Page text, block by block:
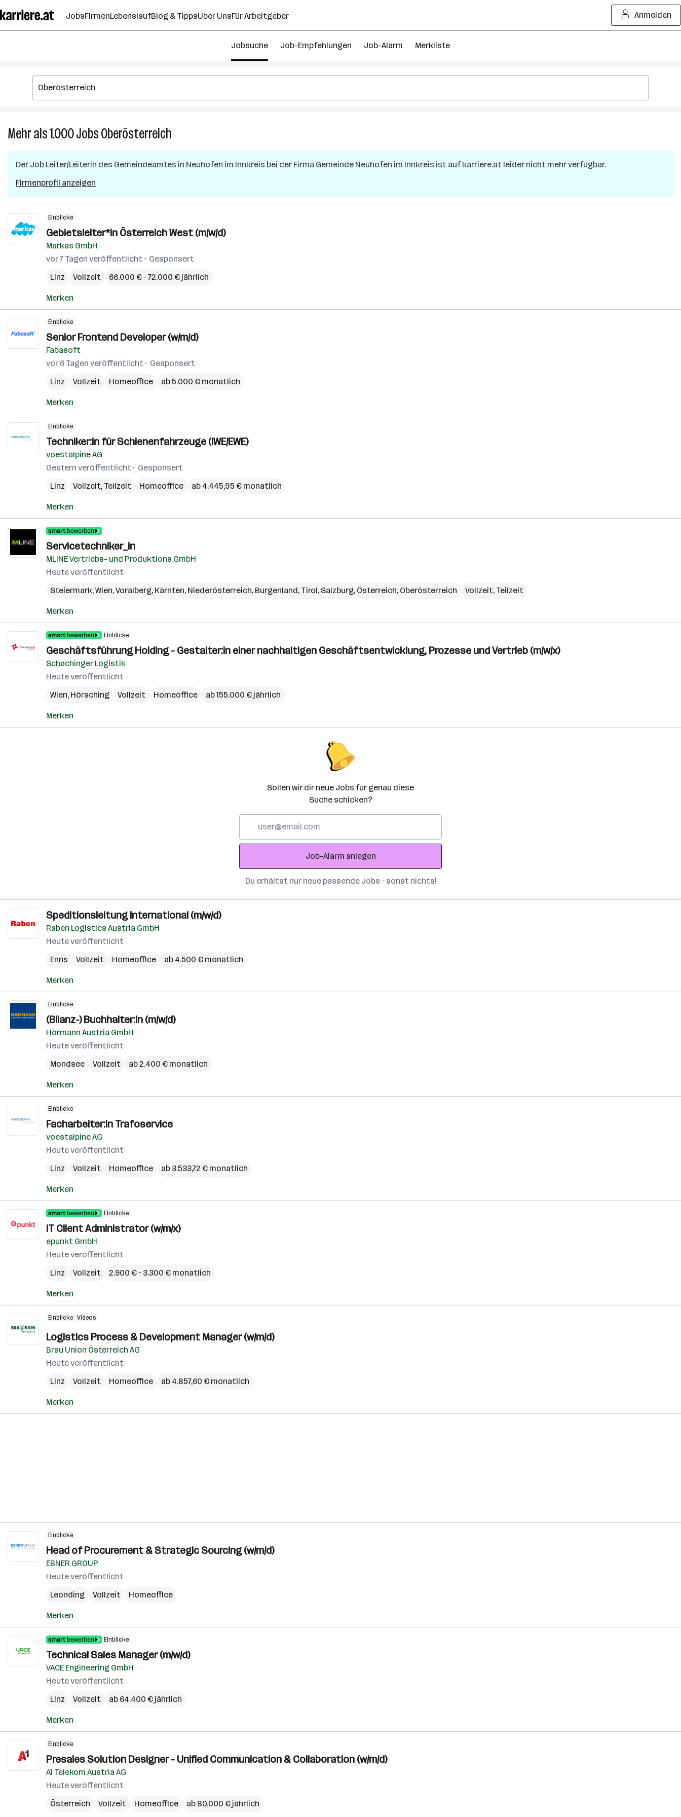
Seiteninhalt
springen
JobsFirmenLebenslaufBlog & TippsÜber UnsFür Arbeitgeber Anmelden
Jobsuche Job-Empfehlungen Job-Alarm Merkliste
Mehr als 1.000JobsOberösterreich
Jobs
Der Job Leiter/Leiterin des Gemeindeamtes in Neuhofen im Innkreis bei der Firma Gemeinde Neuhofen im Innkreis ist auf karriere.at leider nicht mehr verfügbar.
Firmenprofil anzeigen
Einblicke
Gebietsleiter*in Österreich West (m/w/d)
Markas GmbH
vor 7 Tagen veröffentlicht
Gesponsert
Linz
Vollzeit 66.000 € – 72.000 € jährlich
Merken
Einblicke
Senior Frontend Developer (w/m/d)
Fabasoft
vor 6 Tagen veröffentlicht
Gesponsert
Linz
Vollzeit Homeoffice ab 5.000 € monatlich
Merken
Einblicke
Techniker:in für Schienenfahrzeuge (IWE/EWE)
voestalpine AG
Gestern veröffentlicht
Gesponsert
Linz
Vollzeit, Teilzeit Homeoffice ab 4.445,95 € monatlich
Merken
Servicetechniker_in
MLINE Vertriebs- und Produktions GmbH
Heute veröffentlicht
Steiermark,Wien,Voralberg, Kärnten, Niederösterreich, Burgenland, Tirol, Salzburg, Österreich, Oberösterreich Vollzeit, Teilzeit
Merken
Einblicke
Geschäftsführung Holding - Gestalter:in einer nachhaltigen Geschäftsentwicklung, Prozesse und Vertrieb (m/w/x)
Schachinger Logistik
Heute veröffentlicht
Wien, Hörsching Vollzeit Homeoffice ab 155.000 € jährlich
Merken
Sollen wir dir neue Jobs für genau diese
Suche schicken?
Adresse
Job-Alarm anlegen
Du erhältst nur neue passende Jobs – sonst nichts!
Speditionsleitung International (m/w/d)
Raben Logistics Austria GmbH
Heute veröffentlicht
Enns
Vollzeit Homeoffice ab 4.500 € monatlich
Merken
Einblicke
(Bilanz-) Buchhalter:in (m/w/d)
Hörmann Austria GmbH
Heute veröffentlicht
Mondsee
Vollzeit ab 2.400 € monatlich
Merken
Einblicke
Facharbeiter:in Trafoservice
voestalpine AG
Heute veröffentlicht
Linz
Vollzeit Homeoffice ab 3.533,72 € monatlich
Merken
Einblicke
IT Client Administrator (w/m/x)
epunkt GmbH
Heute veröffentlicht
Linz
Vollzeit 2.900 € – 3.300 € monatlich
Merken
Einblicke Videos
Logistics Process & Development Manager (w/m/d)
Brau Union Österreich AG
Heute veröffentlicht
Linz
Vollzeit Homeoffice ab 4.857,60 € monatlich
Merken
Einblicke
Head of Procurement & Strategic Sourcing (w/m/d)
EBNER GROUP
Heute veröffentlicht
Leonding
Vollzeit Homeoffice
Merken
Einblicke
Technical Sales Manager (m/w/d)
VACE Engineering GmbH
Heute veröffentlicht
Linz
Vollzeit ab 64.400 € jährlich
Merken
Einblicke
Presales Solution Designer - Unified Communication & Collaboration (w/m/d)
A1 Telekom Austria AG
Heute veröffentlicht
Österreich
Vollzeit Homeoffice ab 80.000 € jährlich